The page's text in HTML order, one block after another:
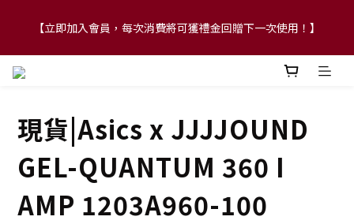
【FLASH SALE 兩件指定現貨產品即享88折】
【立即加入會員，每次消費將可獲禮金回贈下一次使用！】
【FLASH SALE 兩件指定現貨產品即享88折】
現貨|Asics x JJJJOUND
GEL-QUANTUM 360 I
AMP 1203A960-100